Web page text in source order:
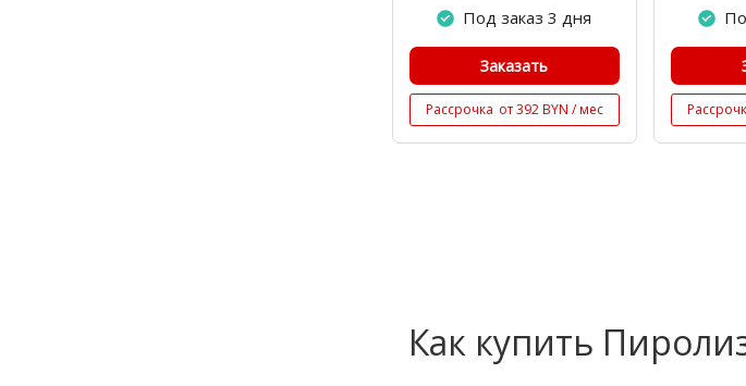
Под заказ 3 дня
Заказать
Рассрочка от 392 BYN / мес
Как купить